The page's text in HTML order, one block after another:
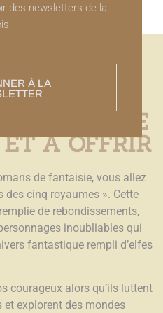
FANTAISIE
À OFFRIR
de fantaisie, vous allez
des cinq royaumes ». Cette
de rebondissements,
inoubliables qui
fantastique rempli d’elfes
courageux alors qu’ils luttent
explorent des mondes
des newsletters de la
À LA